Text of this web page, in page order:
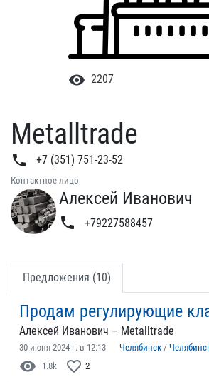
visibility 2207
Metalltrade
phone +7 (351) 751-23-52
Контактное лицо
Алексей Иванович
phone +79227588457
Предложения (10)
Продам регулирующие
Алексей Иванович – Metalltrade
30 июня 2024 г. в 12:13 Челябинск /
visibility 1.8k favorite_border 2